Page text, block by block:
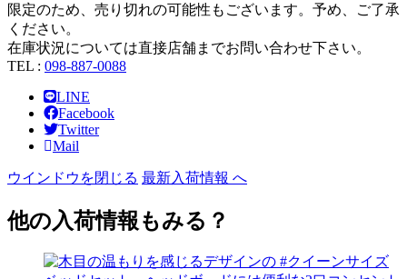
限定のため、売り切れの可能性もございます。予め、ご了承
ください。
在庫状況については直接店舗までお問い合わせ下さい。
TEL : 098-887-0088
LINE
Facebook
Twitter
Mail
ウインドウを閉じる 最新入荷情報 へ
他の入荷情報もみる？